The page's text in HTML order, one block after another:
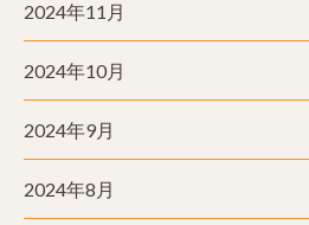
2024年11月
2024年10月
2024年9月
2024年8月